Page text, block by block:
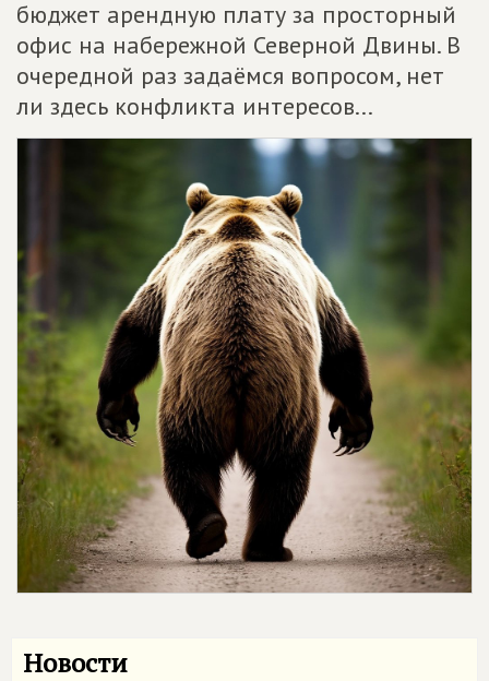
бюджет арендную плату за просторный
офис на набережной Северной Двины. В
очередной раз задаёмся вопросом, нет
ли здесь конфликта интересов...
Новости